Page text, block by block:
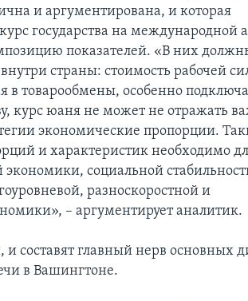
и аргументирована, и которая
государства на международной
показателей. «В них
страны: стоимость рабочей
в товарообмены, особенно
курс юаня не может не отражать
экономические пропорции.
и характеристик необходимо
социальной
разноскоростной и
– аргументирует аналитик.
составят главный нерв основных
в Вашингтоне.